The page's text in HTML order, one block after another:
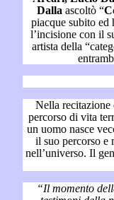
Dalla ascoltò “
piacque subito ed ha poi in seguito collaborato per
l’incisione con il
artista della “categoria dei matti”, un
Nella recitazione
percorso di vita terrena umana all’incontrario, in cui
un uomo nasce vecchio per
il suo percorso e morire bambino confondendosi
nell’universo. Il genere umano ha inizio dall’ “amore
“Il momento della